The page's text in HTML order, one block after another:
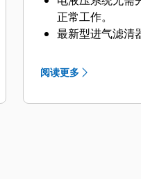
正常工作。
最新型进气滤清
终传动和回转驱
长了两倍。
阅读更多